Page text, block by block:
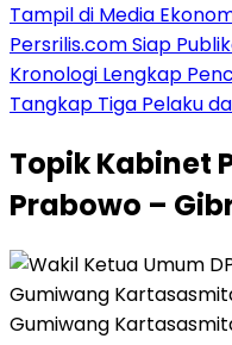
Tampil di Media
Persrilis.com Siap
Kronologi Lengkap
Tangkap Tiga Pelaku
TopikKabinet
Prabowo –